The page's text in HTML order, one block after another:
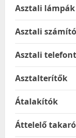
Asztali lámpák
Asztali
Asztali
Asztalterítők
Átalakítók
Áttelelő